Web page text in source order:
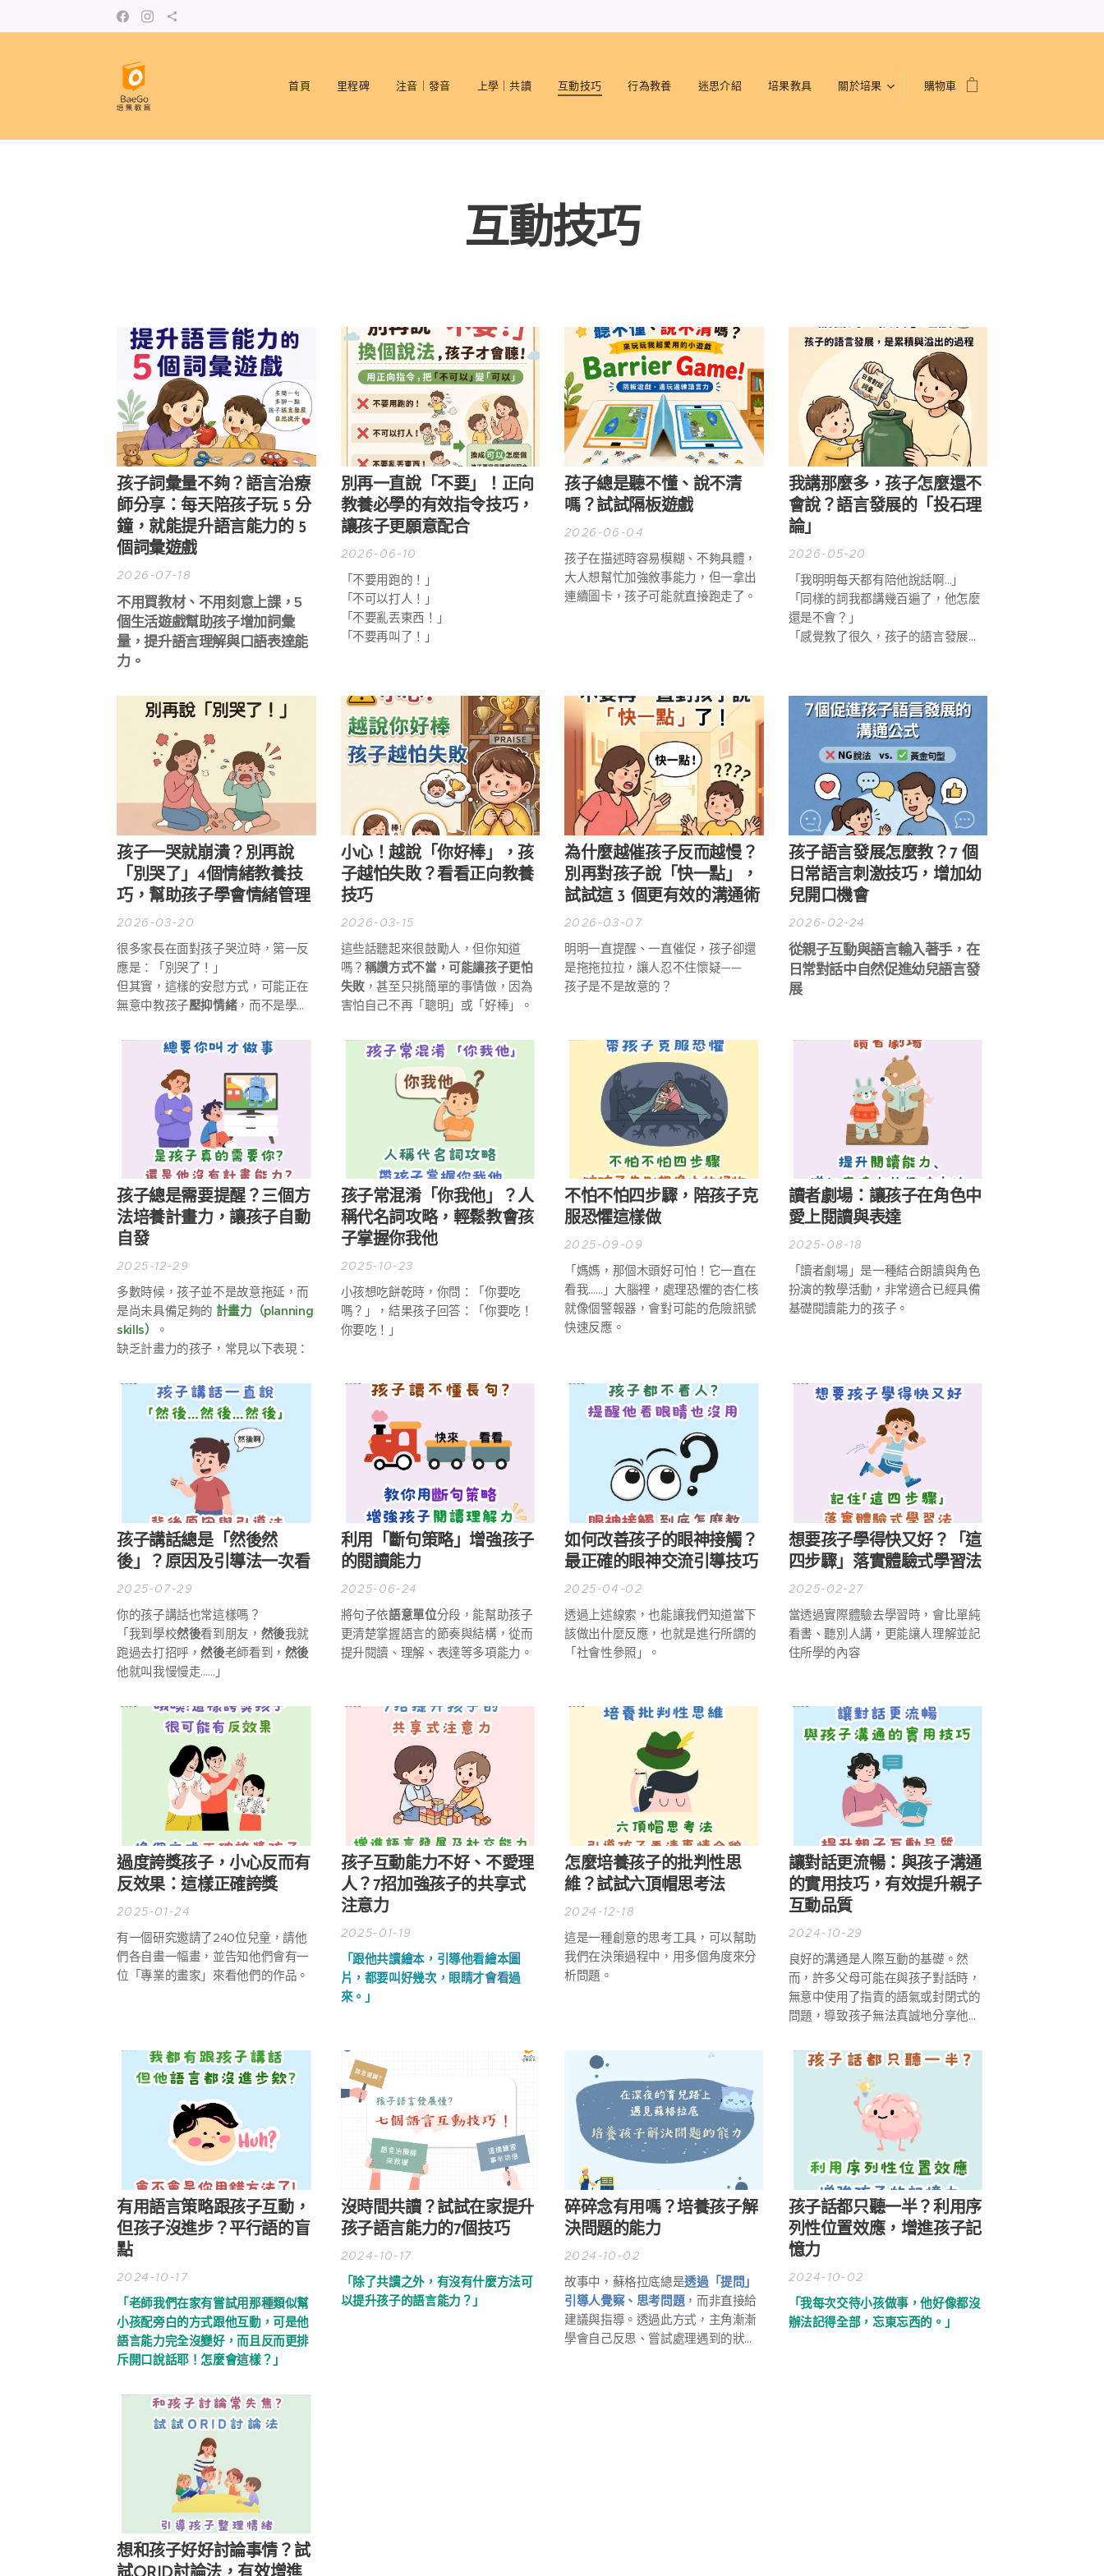
首頁 里程碑 注音｜發音 上學｜共讀 互動技巧 行為教養 迷思介紹 培果教具 關於培果 購物車
互動技巧
孩子詞彙量不夠？語言治療
師分享：每天陪孩子玩 5 分
鐘，就能提升語言能力的 5
個詞彙遊戲
2026-07-18
不用買教材、不用刻意上課，5
個生活遊戲幫助孩子增加詞彙
量，提升語言理解與口語表達能
力。
別再一直說「不要」！正向
教養必學的有效指令技巧，
讓孩子更願意配合
2026-06-10
「不要用跑的！」
「不可以打人！」
「不要亂丟東西！」
「不要再叫了！」
孩子總是聽不懂、說不清
嗎？試試隔板遊戲
2026-06-04
孩子在描述時容易模糊、不夠具體，
大人想幫忙加強敘事能力，但一拿出
連續圖卡，孩子可能就直接跑走了。
我講那麼多，孩子怎麼還不
會說？語言發展的「投石理
論」
2026-05-20
「我明明每天都有陪他說話啊…」
「同樣的詞我都講幾百遍了，他怎麼
還是不會？」
「感覺教了很久，孩子的語言發展還
孩子一哭就崩潰？別再說
「別哭了」4個情緒教養技
巧，幫助孩子學會情緒管理
2026-03-20
很多家長在面對孩子哭泣時，第一反
應是：「別哭了！」
但其實，這樣的安慰方式，可能正在
無意中教孩子壓抑情緒，而不是學會
小心！越說「你好棒」，孩
子越怕失敗？看看正向教養
技巧
2026-03-15
這些話聽起來很鼓勵人，但你知道
嗎？ 稱讚方式不當，可能讓孩子更怕
失敗，甚至只挑簡單的事情做，因為
害怕自己不再「聰明」或「好棒」。
為什麼越催孩子反而越慢？
別再對孩子說「快一點」，
試試這 3 個更有效的溝通術
2026-03-07
明明一直提醒、一直催促，孩子卻還
是拖拖拉拉，讓人忍不住懷疑——
孩子是不是故意的？
孩子語言發展怎麼教？7 個
日常語言刺激技巧，增加幼
兒開口機會
2026-02-24
從親子互動與語言輸入著手，在
日常對話中自然促進幼兒語言發
展
孩子總是需要提醒？三個方
法培養計畫力，讓孩子自動
自發
2025-12-29
多數時候，孩子並不是故意拖延，而
是尚未具備足夠的 計畫力（planning
skills）
。
缺乏計畫力的孩子，常見以下表現：
孩子常混淆「你我他」？人
稱代名詞攻略，輕鬆教會孩
子掌握你我他
2025-10-23
小孩想吃餅乾時，你問：「你要吃
嗎？」，結果孩子回答：「你要吃！
你要吃！」
不怕不怕四步驟，陪孩子克
服恐懼這樣做
2025-09-09
「媽媽，那個木頭好可怕！它一直在
看我……」大腦裡，處理恐懼的杏仁核
就像個警報器，會對可能的危險訊號
快速反應。
讀者劇場：讓孩子在角色中
愛上閱讀與表達
2025-08-18
「讀者劇場」是一種結合朗讀與角色
扮演的教學活動，非常適合已經具備
基礎閱讀能力的孩子。
孩子講話總是「然後然
後」？原因及引導法一次看
2025-07-29
你的孩子講話也常這樣嗎？
「我到學校然後看到朋友， 然後我就
跑過去打招呼，然後老師看到， 然後
他就叫我慢慢走……」
利用「斷句策略」增強孩子
的閱讀能力
2025-06-24
將句子依語意單位分段，能幫助孩子
更清楚掌握語言的節奏與結構，從而
提升閱讀、理解、表達等多項能力。
如何改善孩子的眼神接觸？
最正確的眼神交流引導技巧
2025-04-02
透過上述線索，也能讓我們知道當下
該做出什麼反應，也就是進行所謂的
「社會性參照」。
想要孩子學得快又好？「這
四步驟」落實體驗式學習法
2025-02-27
當透過實際體驗去學習時，會比單純
看書、聽別人講，更能讓人理解並記
住所學的內容🧠
過度誇獎孩子，小心反而有
反效果：這樣正確誇獎
2025-01-24
有一個研究邀請了240位兒童，請他
們各自畫一幅畫，並告知他們會有一
位「專業的畫家」來看他們的作品。
孩子互動能力不好、不愛理
人？7招加強孩子的共享式
注意力
2025-01-19
「跟他共讀繪本，引導他看繪本圖
片，都要叫好幾次，眼睛才會看過
來。」
怎麼培養孩子的批判性思
維？試試六頂帽思考法
2024-12-18
這是一種創意的思考工具，可以幫助
我們在決策過程中，用多個角度來分
析問題。
讓對話更流暢：與孩子溝通
的實用技巧，有效提升親子
互動品質
2024-10-29
良好的溝通是人際互動的基礎。然
而，許多父母可能在與孩子對話時，
無意中使用了指責的語氣或封閉式的
問題，導致孩子無法真誠地分享他們
有用語言策略跟孩子互動，
但孩子沒進步？平行語的盲
點
2024-10-17
「老師我們在家有嘗試用那種類似幫
小孩配旁白的方式跟他互動，可是他
語言能力完全沒變好，而且 反而更排
斥開口說話耶！怎麼會這樣？」
沒時間共讀？試試在家提升
孩子語言能力的7個技巧
2024-10-17
「除了共讀之外，有沒有什麼方法可
以提升孩子的語言能力？」​​
碎碎念有用嗎？培養孩子解
決問題的能力
2024-10-02
故事中，蘇格拉底總是透過「提問」
引導人覺察、思考問題，而非直接給
建議與指導。透過此方式，主角漸漸
學會自己反思、嘗試處理遇到的狀況
孩子話都只聽一半？利用序
列性位置效應，增進孩子記
憶力
2024-10-02
「我每次交待小孩做事，他好像都沒
辦法記得全部，忘東忘西的。」
想和孩子好好討論事情？試